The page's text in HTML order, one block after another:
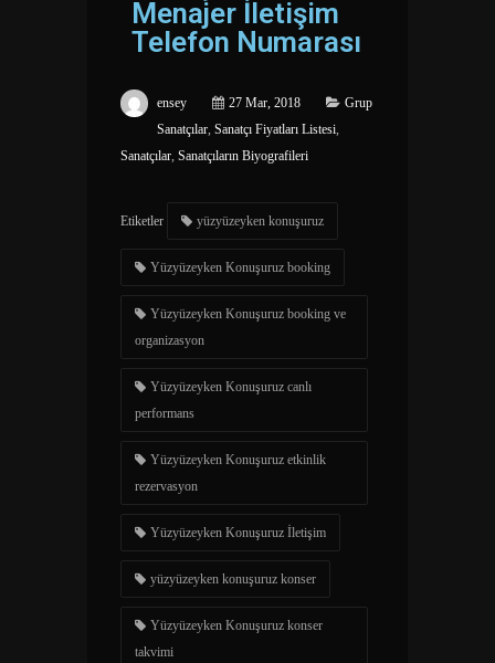
Menajer İletişim
Telefon Numarası
ensey 27 Mar, 2018
Grup
Sanatçılar Sanatçı Fiyatları Listesi
Sanatçılar Sanatçıların Biyografileri
Etiketler yüzyüzeyken konuşuruz
Yüzyüzeyken Konuşuruz booking
Yüzyüzeyken Konuşuruz booking ve
organizasyon
Yüzyüzeyken Konuşuruz canlı
performans
Yüzyüzeyken Konuşuruz etkinlik
rezervasyon
Yüzyüzeyken Konuşuruz İletişim
yüzyüzeyken konuşuruz konser
Yüzyüzeyken Konuşuruz konser
takvimi